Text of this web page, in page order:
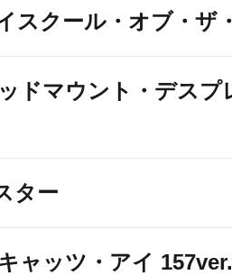
スクール・オブ・ザ
ドマウント・デスプ
ター
ャッツ・アイ